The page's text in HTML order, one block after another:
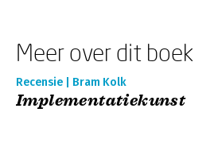
Meer over dit boek
Recensie | Bram Kolk
Implementatiekunst